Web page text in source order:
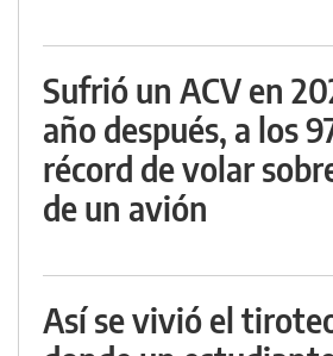
Sufrió un ACV en
año después, a los
récord de volar
de un avión
Así se vivió el